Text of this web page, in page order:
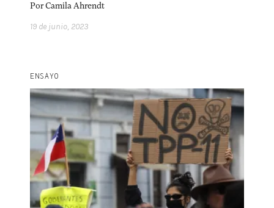
PorCamila Ahrendt
19 de junio, 2023
ENSAYO